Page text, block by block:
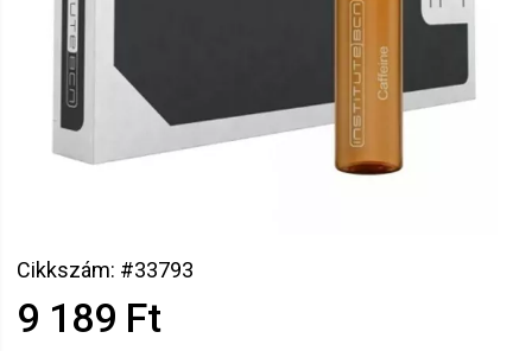
Cikkszám: #33793
9 189 Ft